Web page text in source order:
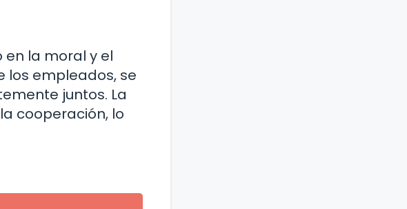
la moral y el
los empleados, se
juntos. La
cooperación, lo